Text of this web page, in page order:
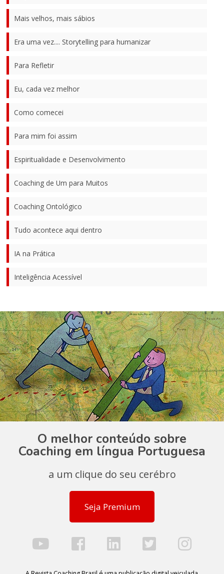
Mais velhos, mais sábios
Era uma vez.... Storytelling para humanizar
Para Refletir
Eu, cada vez melhor
Como comecei
Para mim foi assim
Espiritualidade e Desenvolvimento
Coaching de Um para Muitos
Coaching Ontológico
Tudo acontece aqui dentro
IA na Prática
Inteligência Acessível
O melhor conteúdo sobre
Coaching em língua Portuguesa
a um clique do seu cerébro
Seja Premium